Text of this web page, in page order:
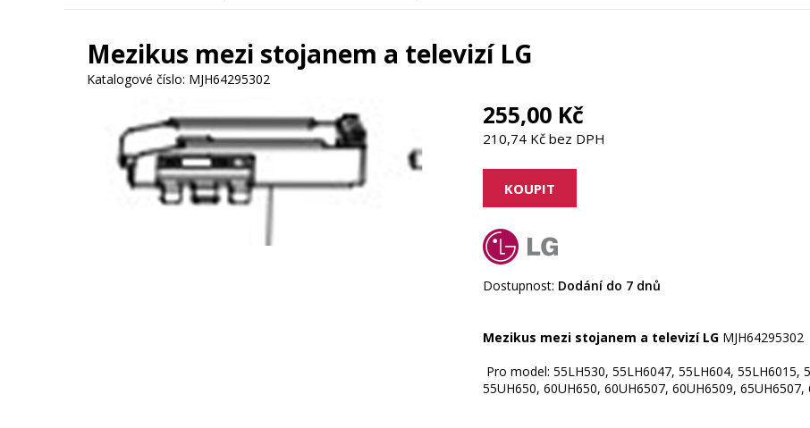
Mezikus mezi stojanem a televizí LG
Katalogové číslo: MJH64295302
255,00 Kč
210,74 Kč bez DPH
Dostupnost: Dodání do 7 dnů
Mezikus mezi stojanem a televizí LGMJH64295302
Pro model: 55LH530, 55LH6047, 55LH604, 55LH6015,
55UH650, 60UH650, 60UH6507, 60UH6509, 65UH6507,